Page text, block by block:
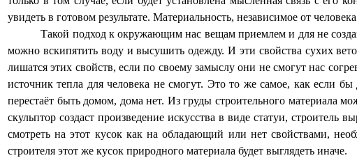
увидеть в готовом результате. Материальность, независимое от
Такой подход к окружающим нас вещам приемлем и для не
можно вскипятить воду и высушить одежду. И эти свойства сухих
лишатся этих свойств, если по своему замыслу они не смогут нас
источник тепла для человека не смогут. Это то же самое, как если
перестаёт быть домом, дома нет. Из груды строительного материала
скульптор создаст произведение искусства в виде статуи,
смотреть на этот кусок как на обладающий или нет свойствами,
строителя этот же кусок природного материала будет выглядеть иначе.